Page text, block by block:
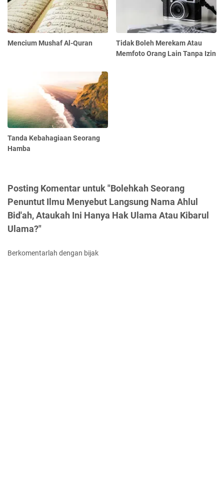
Mencium Mushaf Al-Quran
Tidak Boleh Merekam Atau
Memfoto Orang Lain Tanpa Izin
Tanda Kebahagiaan Seorang
Hamba
Posting Komentar untuk "Bolehkah Seorang
Penuntut Ilmu Menyebut Langsung Nama Ahlul
Bid'ah, Ataukah Ini Hanya Hak Ulama Atau Kibarul
Ulama?"
Berkomentarlah dengan bijak